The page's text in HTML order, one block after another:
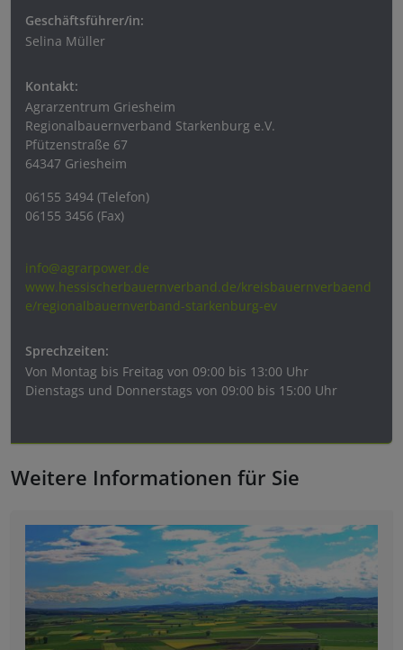
Geschäftsführer/in:
Selina Müller
Kontakt:
Agrarzentrum Griesheim
Regionalbauernverband Starkenburg e.V.
Pfützenstraße 67
64347 Griesheim
06155 3494 (Telefon)
06155 3456 (Fax)
info@agrarpower.de
www.hessischerbauernverband.de/kreisbauernverbaend
e/regionalbauernverband-starkenburg-ev
Sprechzeiten:
Von Montag bis Freitag von 09:00 bis 13:00 Uhr
Dienstags und Donnerstags von 09:00 bis 15:00 Uhr
Weitere Informationen für Sie